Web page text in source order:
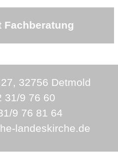
Fachberatung
32756 Detmold
31/9 76 60
9 76 81 64
landeskirche.de